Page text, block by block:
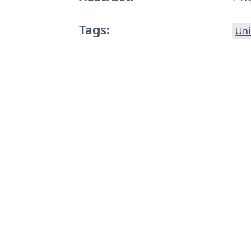
Tags: